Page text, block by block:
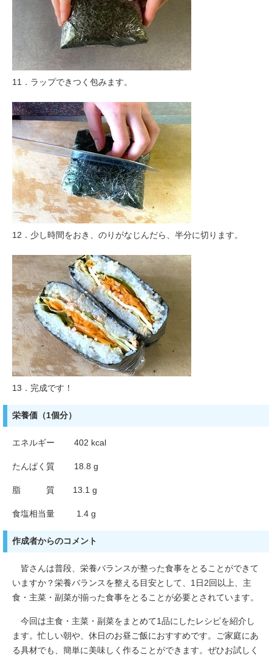
11．ラップできつく包みます。
12．少し時間をおき、のりがなじんだら、半分に切ります。
13．完成です！
栄養価（1個分）
エネルギー 402 kcal
たんぱく質 18.8 g
脂 質 13.1 g
食塩相当量 1.4 g
作成者からのコメント
皆さんは普段、栄養バランスが整った食事をとることができて
いますか？栄養バランスを整える目安として、1日2回以上、主
食・主菜・副菜が揃った食事をとることが必要とされています。
今回は主食・主菜・副菜をまとめて1品にしたレシピを紹介し
ます。忙しい朝や、休日のお昼ご飯におすすめです。ご家庭にあ
る具材でも、簡単に美味しく作ることができます。ぜひお試しく